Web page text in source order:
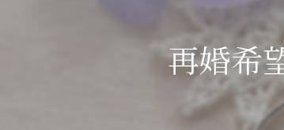
再婚希